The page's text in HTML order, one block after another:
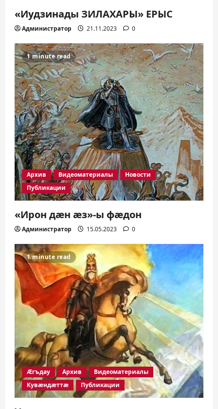
«Иудзинады ЗИЛАХАРЫ» ЕРЫС
Администратор 21.11.2023 0
1 minute read
Архив Видеоматериалы
Новости
Публикации
«Ирон дæн æз»-ы фæдон
Администратор 15.05.2023 0
1 minute read
Æгъдау Архив
Видеоматериалы
Кувæндæттæ
Публикации